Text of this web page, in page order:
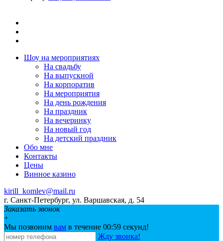
Шоу на мeроприятиях
На свaдьбу
Нa выпускной
На корпоратив
На мeроприятия
На день рождения
На праздник
На вечеринку
Нa новый год
На детский праздник
Обо мне
Контакты
Цeны
Винное казино
kirill_komlev@mail.ru
г. Санкт-Петербург, ул. Варшавская, д. 54
Заказать звонок
+
Мы позвоним вам в течение 00:59 секунд!
Жду звонка!